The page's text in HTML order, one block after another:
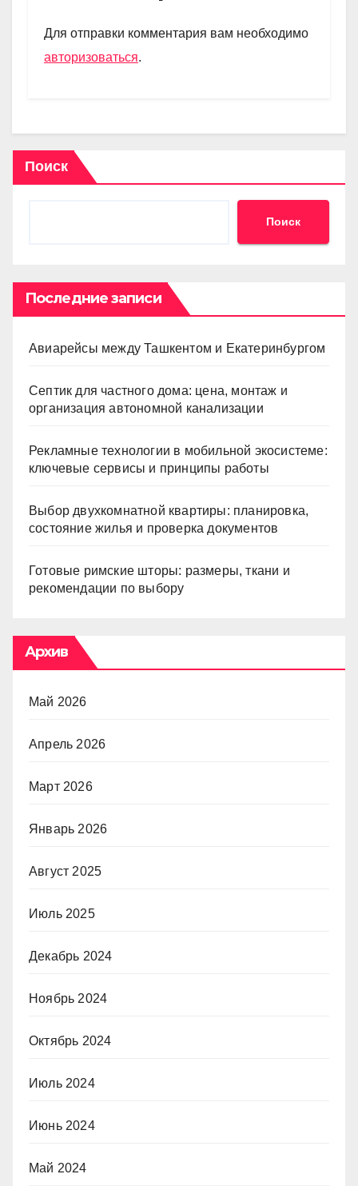
m p
p
a
и
Для отправки комментария вам необходимо
авторизоваться.
Поиск
Поиск
Последние записи
Авиарейсы между Ташкентом и Екатеринбургом
Септик для частного дома: цена, монтаж и
организация автономной канализации
Рекламные технологии в мобильной экосистеме:
ключевые сервисы и принципы работы
Выбор двухкомнатной квартиры: планировка,
состояние жилья и проверка документов
Готовые римские шторы: размеры, ткани и
рекомендации по выбору
Архив
Май 2026
Апрель 2026
Март 2026
Январь 2026
Август 2025
Июль 2025
Декабрь 2024
Ноябрь 2024
Октябрь 2024
Июль 2024
Июнь 2024
Май 2024